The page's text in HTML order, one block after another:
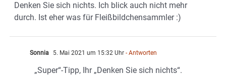
Denken Sie sich nichts. Ich blick auch nicht mehr
durch. Ist eher was für Fleißbildchensammler :)
Sonnia 5. Mai 2021 um 15:32 Uhr - Antworten
„Super“-Tipp, Ihr „Denken Sie sich nichts“.